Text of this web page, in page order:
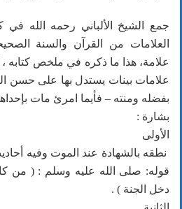
جمع الشيخ الألباني رحمه الله في
العلامات من القرآن والسنة
علامة، هذا ما ذكره في ملخص كتابه
علامات بينات يستدل بها على حسن
بفضله ومنته – فأيما امرئ مات
بشارة :
الأولى
نطقه بالشهادة عند الموت وفيه
قوله: صلى الله عليه وسلم : ( من كان
دخل الجنة ) .